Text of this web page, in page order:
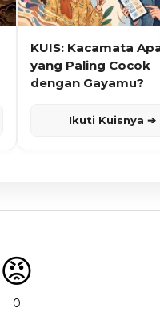
KUIS: Kacamata
yang Paling Cocok
dengan Gayamu?
Ikuti Kuisnya ➔
😡
0